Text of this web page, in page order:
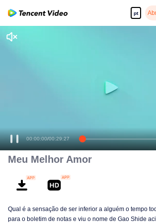
pt
Desfrute de séries em alta definição e com
00:00:00/00:29:27
Meu Melhor Amor
Qual é a sensação de ser inferior a alguém o tempo
para o boletim de notas e viu o nome de Gao Shide